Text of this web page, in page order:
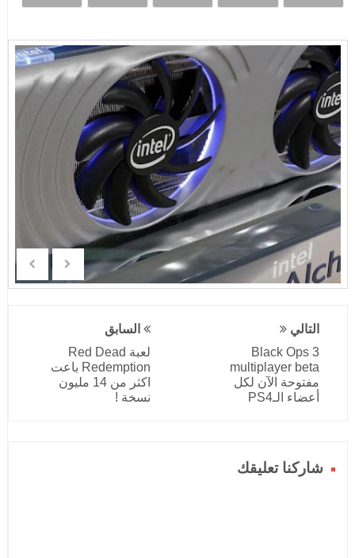
التالي
Black Ops 3
multiplayer beta
مفتوحة الآن لكل
أعضاء الـPS4
السابق
لعبة Red Dead
Redemption باعت
اكثر من 14 مليون
نسخة !
شاركنا تعليقك